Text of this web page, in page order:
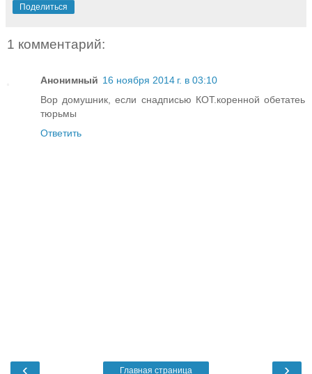
Поделиться
1 комментарий:
Анонимный 16 ноября 2014 г. в 03:10
Вор домушник, если снадписью КОТ.коренной обетатеь
тюрьмы
Ответить
‹ ›
Главная страница